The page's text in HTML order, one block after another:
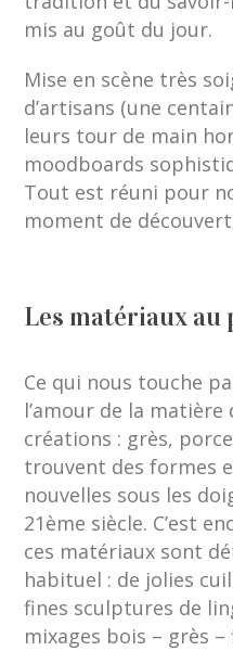
mis au goût du jour.
Mise en scène très
d’artisans (une
leurs tour de main
moodboards
Tout est réuni pour
moment de
Les matériaux au
Ce qui nous touche
l’amour de la
créations : grès,
trouvent des formes
nouvelles sous les
21ème siècle. C’est
ces matériaux sont
habituel : de jolies
fines sculptures de
mixages bois – grès